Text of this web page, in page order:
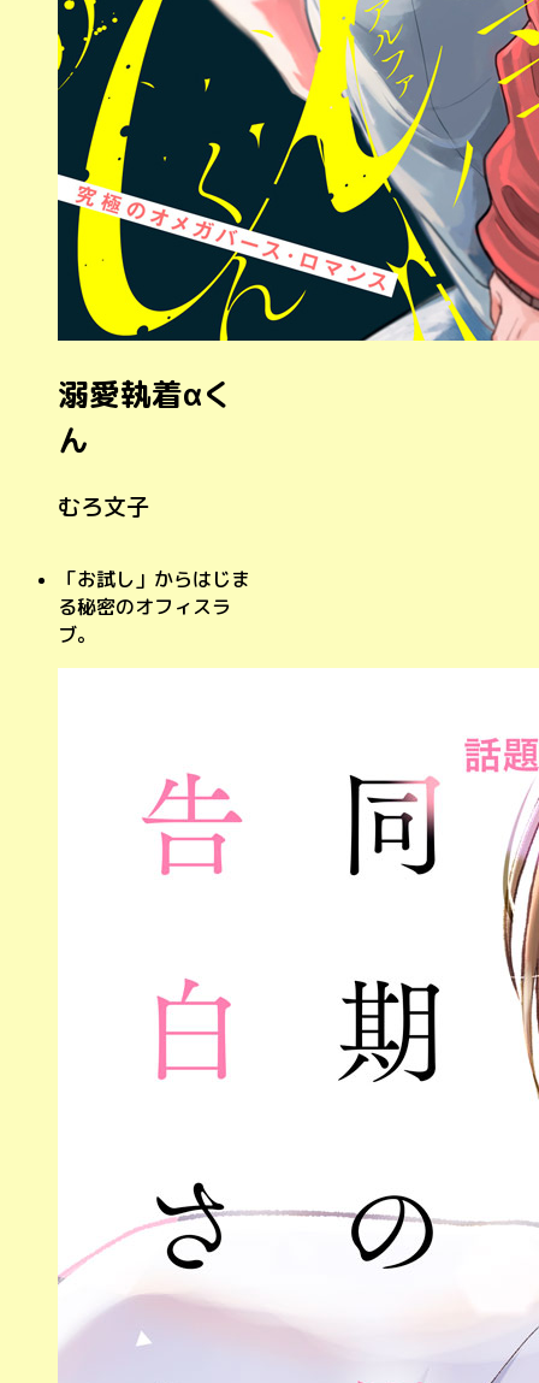
溺愛執着αく
ん
むろ文子
「お試し」からはじま
る秘密のオフィスラ
ブ。